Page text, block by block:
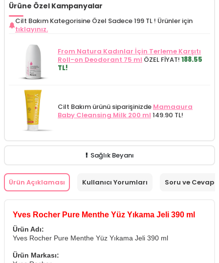
Ürüne Özel Kampanyalar
Cilt Bakım Kategorisine Özel Sadece 199 TL ! Ürünler için
tıklayınız.
From Natura Kadınlar İçin Terleme Karşıtı
Roll-on Deodorant 75 ml ÖZEL FİYAT! 188.55
TL!
Cilt Bakım ürünü siparişinizde Mamaaura
Baby Cleansing Milk 200 ml 149.90 TL!
Sağlık Beyanı
Ürün Açıklaması Kullanıcı Yorumları Soru ve Cevap
Yves Rocher Pure Menthe Yüz Yıkama Jeli 390 ml
Ürün Adı:
Yves Rocher Pure Menthe Yüz Yıkama Jeli 390 ml
Ürün Markası: